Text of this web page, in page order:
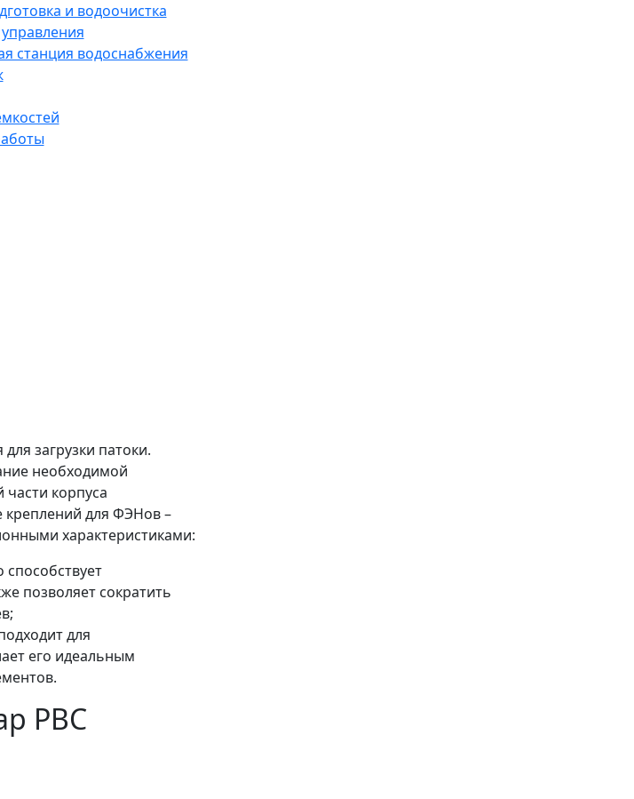
и водоочистка
станция водоснабжения
загрузки патоки.
необходимой
корпуса
креплений для ФЭНов –
характеристиками:
позволяет сократить
для
его идеальным
РВС